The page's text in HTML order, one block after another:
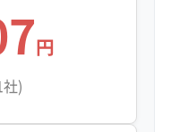
円
)